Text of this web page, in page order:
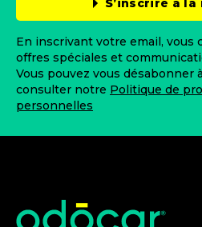
S’inscrire à
En inscrivant votre email, vous
offres spéciales et
Vous pouvez vous désabonner
consulter notre Politique de
personnelles